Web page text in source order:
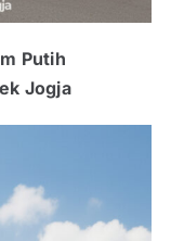
Putih
Jogja